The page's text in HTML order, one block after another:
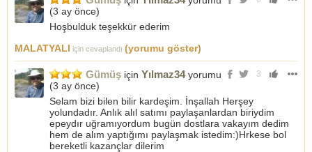
(3 ay önce)
Hoşbulduk teşekkür ederim
MALATYALI için cevaplandı (yorumu göster)
3
Gümüş için Yılmaz34yorumu
(3 ay önce)
Selam bizi bilen bilir kardeşim. İnşallah Herşey
yolundadır. Anlık alıl satımı paylaşanlardan biriydim
epeydır uğramıyordum bugün dostlara vakayım dedim
hem de alım yaptığımı paylaşmak istedim:)Hrkese bol
bereketli kazançlar dilerim